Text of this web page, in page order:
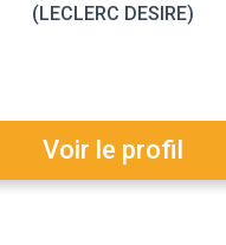
(LECLERC DESIRE)
Voir le profil